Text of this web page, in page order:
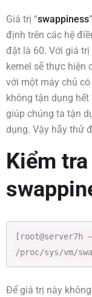
Giá trị “swappiness
định trên các hệ
đặt là 60. Với giá
kernel sẽ thực hiện
với một máy chủ
không tận dụng hết
giúp chúng ta tận
dụng. Vậy hãy thử
Kiểm
[root@server7h
/proc/sys/vm/
Để giá trị này